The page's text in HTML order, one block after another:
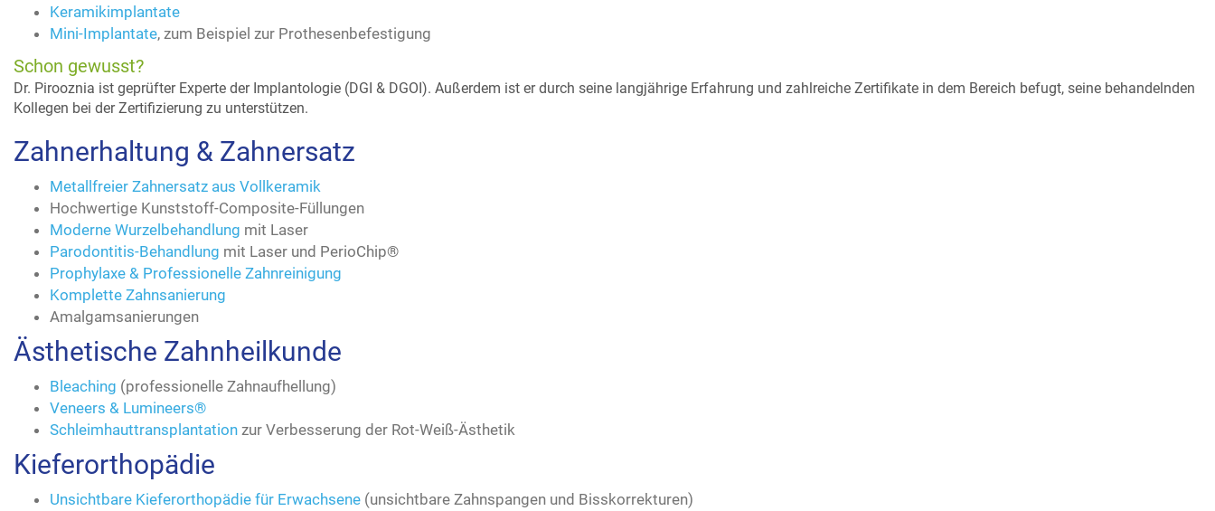
Keramikimplantate
Mini-Implantate, zum Beispiel zur Prothesenbefestigung
Schon gewusst?
Dr. Pirooznia ist geprüfter Experte der Implantologie (DGI & DGOI). Außerdem ist er durch seine langjährige Erfahrung und zahlreiche Zertifikate in dem Bereich befugt, seine behandelnden
Kollegen bei der Zertifizierung zu unterstützen.
Zahnerhaltung & Zahnersatz
Metallfreier Zahnersatz aus Vollkeramik
Hochwertige Kunststoff-Composite-Füllungen
Moderne Wurzelbehandlung mit Laser
Parodontitis-Behandlung mit Laser und PerioChip®
Prophylaxe & Professionelle Zahnreinigung
Komplette Zahnsanierung
Amalgamsanierungen
Ästhetische Zahnheilkunde
Bleaching (professionelle Zahnaufhellung)
Veneers & Lumineers®
Schleimhauttransplantation zur Verbesserung der Rot-Weiß-Ästhetik
Kieferorthopädie
Unsichtbare Kieferorthopädie für Erwachsene (unsichtbare Zahnspangen und Bisskorrekturen)